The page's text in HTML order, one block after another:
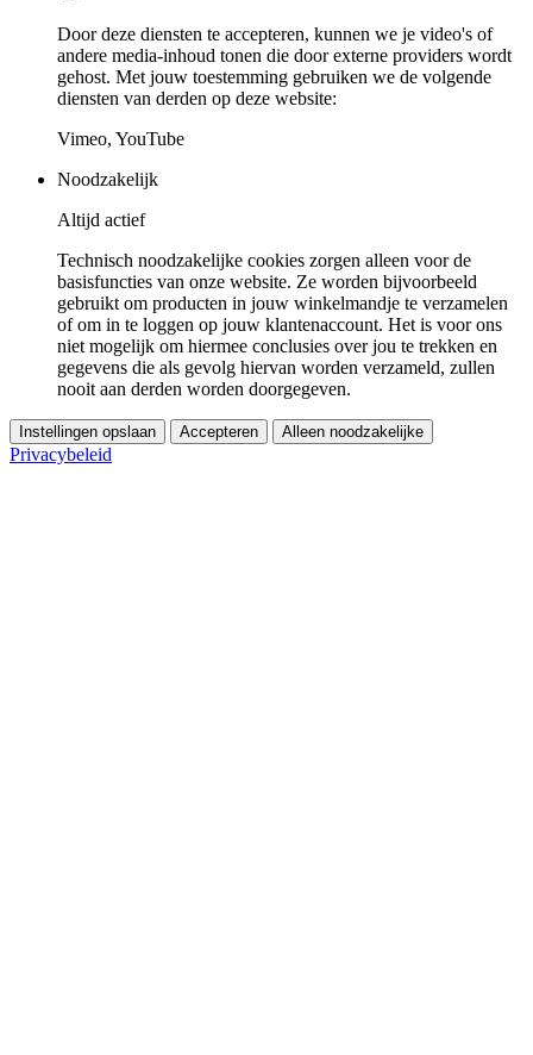
Door deze diensten te accepteren, kunnen we je video's of
andere media-inhoud tonen die door externe providers wordt
gehost. Met jouw toestemming gebruiken we de volgende
diensten van derden op deze website:
Vimeo, YouTube
Noodzakelijk
Altijd actief
Technisch noodzakelijke cookies zorgen alleen voor de
basisfuncties van onze website. Ze worden bijvoorbeeld
gebruikt om producten in jouw winkelmandje te verzamelen
of om in te loggen op jouw klantenaccount. Het is voor ons
niet mogelijk om hiermee conclusies over jou te trekken en
gegevens die als gevolg hiervan worden verzameld, zullen
nooit aan derden worden doorgegeven.
Instellingen opslaan Accepteren Alleen noodzakelijke
Privacybeleid